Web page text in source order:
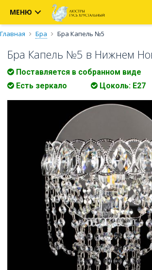
МЕНЮ
Главная Бра Бра Капель №5
Бра Капель №5 в Нижнем
Поставляется в собранном виде
Есть зеркало
Цоколь: Е27